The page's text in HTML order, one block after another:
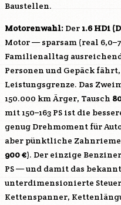
Baustellen.
Motorenwahl: Der 1.6 HDi (
Motor — sparsam (real
Familienalltag
Personen und Gepäck
Leistungsgrenze. Das
150.000 km Ärger, Tausch
mit 150–163 PS ist die
genug Drehmoment für
aber pünktliche
900 €). Der einzige
PS — und damit das
unterdimensionierte
Kettenspanner,